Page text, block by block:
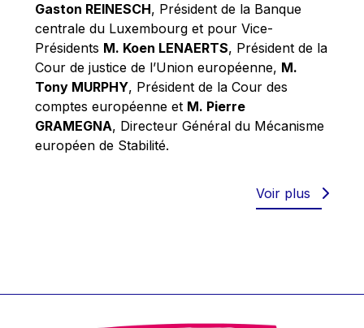
Patrizia Nanz
Philippe Maystadt
Pierre Gramegna
Richard Pelly
Robert Goebbels
Robert REYNDERS
Timothy Radcliffe
Vaclav Klaus
Gaston REINESCH, Président de la Banque
centrale du Luxembourg et pour Vice-
Présidents M. Koen LENAERTS, Président de la
Cour de justice de l’Union européenne, M.
Tony MURPHY, Président de la Cour des
comptes européenne et M. Pierre
GRAMEGNA, Directeur Général du Mécanisme
européen de Stabilité.
Voir plus